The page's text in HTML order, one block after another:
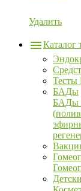
Удалить
Каталог
Тесты
БАДы
БАДы